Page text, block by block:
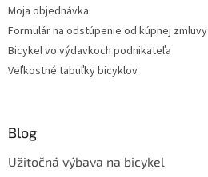
Moja objednávka
Formulár na odstúpenie od kúpnej zmluvy
Bicykel vo výdavkoch podnikateľa
Veľkostné tabuľky bicyklov
Blog
Užitočná výbava na bicykel